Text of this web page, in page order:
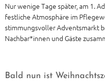
Nur wenige Tage später, am 1.
festliche Atmosphäre im
stimmungsvoller Adventsmarkt
Nachbar*innen und Gäste
Bald nun ist